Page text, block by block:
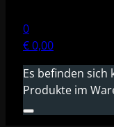
0
€0,00
Es befinden sich
Produkte im